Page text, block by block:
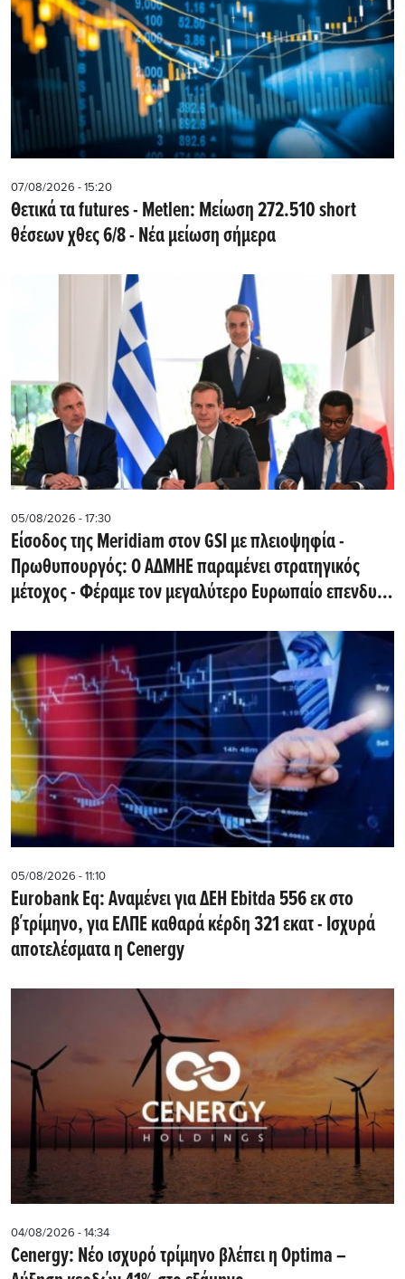
07/08/2026 - 15:20
Θετικά τα futures - Metlen: Μείωση 272.510 short
θέσεων χθες 6/8 - Νέα μείωση σήμερα
05/08/2026 - 17:30
Eίσοδος της Meridiam στον GSI με πλειοψηφία -
Πρωθυπουργός: Ο ΑΔΜΗΕ παραμένει στρατηγικός
μέτοχος - Φέραμε τον μεγαλύτερο Ευρωπαίο επενδυτή
05/08/2026 - 11:10
Eurobank Eq: Αναμένει για ΔΕΗ Εbitda 556 εκ στο
β΄τρίμηνο, για ΕΛΠΕ καθαρά κέρδη 321 εκατ - Ισχυρά
αποτελέσματα η Cenergy
04/08/2026 - 14:34
Cenergy: Νέο ισχυρό τρίμηνο βλέπει η Optima –